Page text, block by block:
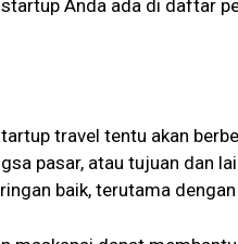
Anda ada di daftar
travel tentu akan
pasar, atau tujuan dan
baik, terutama